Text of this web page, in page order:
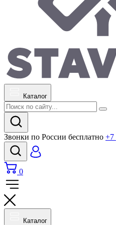
Каталог
Звонки по России бесплатно +7
0
Каталог